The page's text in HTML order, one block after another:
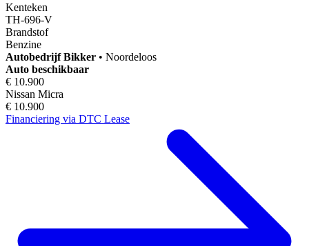
Kenteken
TH-696-V
Brandstof
Benzine
AutobedrijfBikker • Noordeloos
Auto beschikbaar
€ 10.900
Nissan Micra
€ 10.900
Financiering via DTC Lease